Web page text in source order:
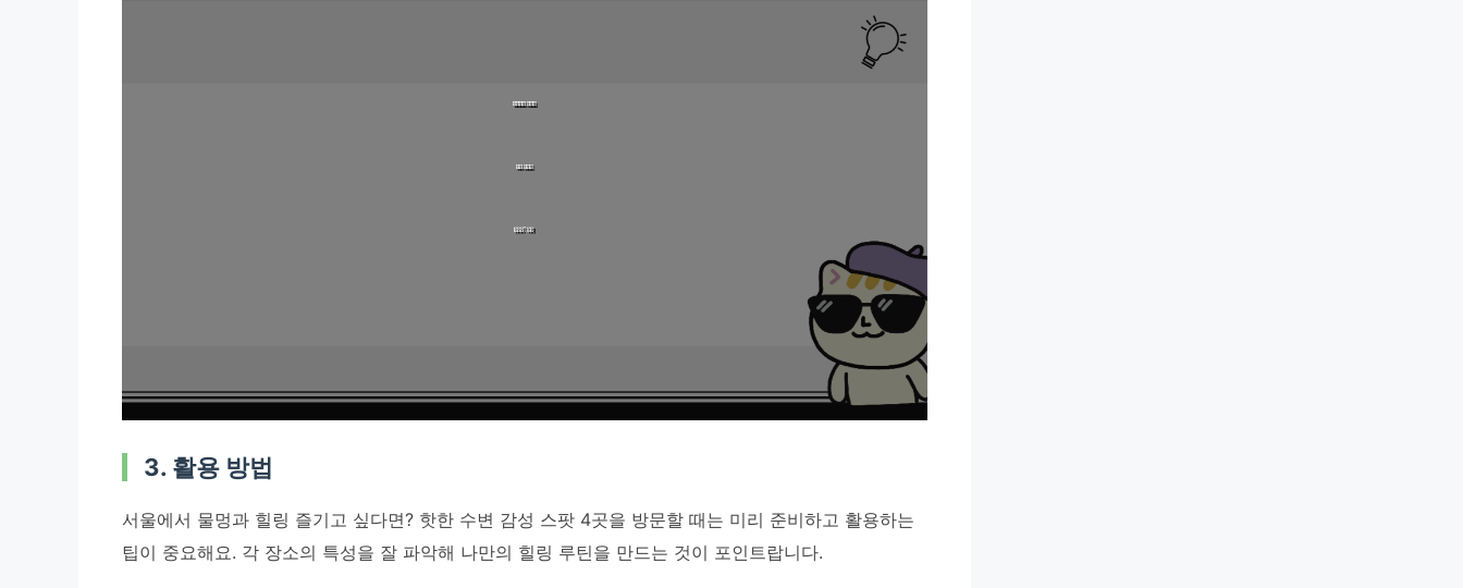
3. 활용 방법
서울에서 물멍과 힐링 즐기고 싶다면? 핫한 수변 감성 스팟 4곳을 방문할 때는 미리 준비하고 활용하는
팁이 중요해요. 각 장소의 특성을 잘 파악해 나만의 힐링 루틴을 만드는 것이 포인트랍니다.